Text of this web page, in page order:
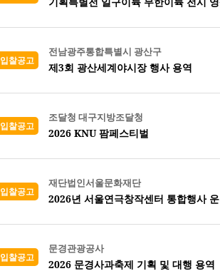
입찰공고
전남광주통합특별시 광산구
제3회 광산세계야시장 행사 용역
입찰공고
조달청 대구지방조달청
2026 KNU 팜페스티벌
입찰공고
재단법인서울문화재단
2026년 서울연극창작센터 통합행사
입찰공고
문경관광공사
2026 문경사과축제 기획 및 대행 용역